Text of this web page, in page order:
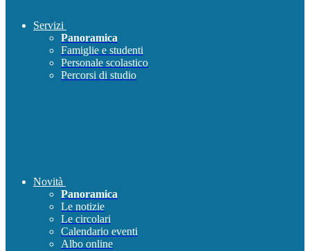
Servizi
Panoramica
Famiglie e studenti
Personale scolastico
Percorsi di studio
Novità
Panoramica
Le notizie
Le circolari
Calendario eventi
Albo online